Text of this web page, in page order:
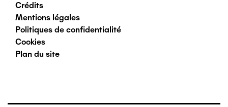
Pied
de
page
Crédits
Mentions légales
Politiques de confidentialité
Cookies
Plan du site